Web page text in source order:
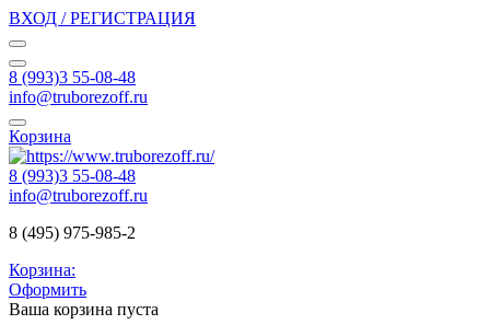
ВХОД / РЕГИСТРАЦИЯ
8 (993)3 55-08-48
info@truborezoff.ru
Корзина
8 (993)3 55-08-48
info@truborezoff.ru
8 (495) 975-985-2
Корзина:
Оформить
Ваша корзина пуста